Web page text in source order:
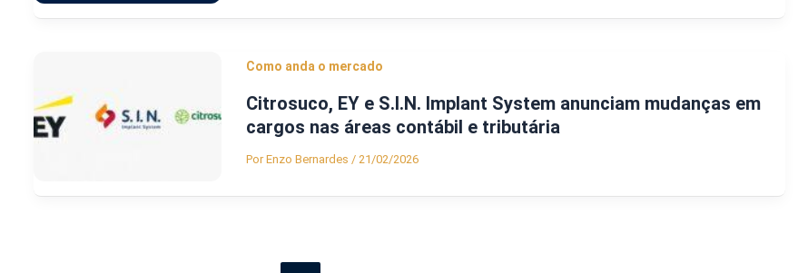
Como anda o mercado
Citrosuco, EY e S.I.N. Implant System anunciam mudanças em
cargos nas áreas contábil e tributária
PorEnzo Bernardes / 21/02/2026